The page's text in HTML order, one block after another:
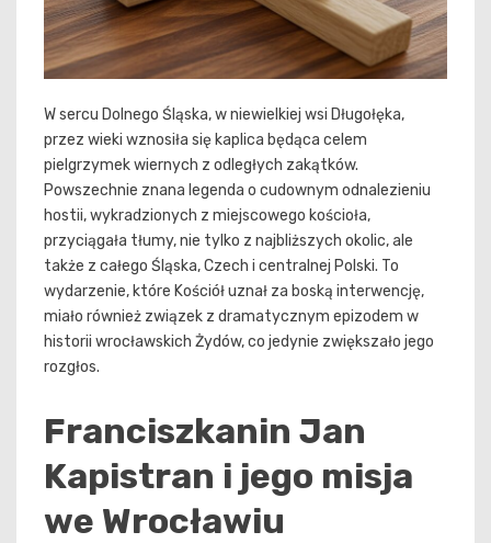
W sercu Dolnego Śląska, w niewielkiej wsi Długołęka,
przez wieki wznosiła się kaplica będąca celem
pielgrzymek wiernych z odległych zakątków.
Powszechnie znana legenda o cudownym odnalezieniu
hostii, wykradzionych z miejscowego kościoła,
przyciągała tłumy, nie tylko z najbliższych okolic, ale
także z całego Śląska, Czech i centralnej Polski. To
wydarzenie, które Kościół uznał za boską interwencję,
miało również związek z dramatycznym epizodem w
historii wrocławskich Żydów, co jedynie zwiększało jego
rozgłos.
Franciszkanin Jan
Kapistran i jego misja
we Wrocławiu